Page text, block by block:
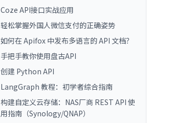
Coze API接口实战应用
轻松掌握外国人微信支付的正确姿势
如何在 Apifox 中发布多语言的 API 文档？
手把手教你使用盘古API
创建 Python API
LangGraph 教程：初学者综合指南
构建自定义云存储：NAS厂商 REST API 使
用指南（Synology/QNAP）